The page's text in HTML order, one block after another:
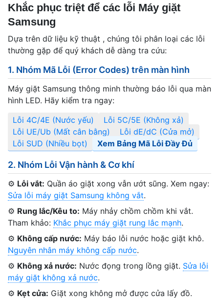
Khắc phục triệt để các lỗi Máy giặt
Samsung
Dựa trên dữ liệu kỹ thuật , chúng tôi phân loại các lỗi
thường gặp để quý khách dễ dàng tra cứu:
1. Nhóm Mã Lỗi (Error Codes) trên màn hình
Máy giặt Samsung thông minh thường báo lỗi qua màn
hình LED. Hãy kiểm tra ngay:
Lỗi 4C/4E (Nước yếu)
Lỗi 5C/5E (Không xả)
Lỗi UE/Ub (Mất cân bằng)
Lỗi dE/dC (Cửa mở)
Lỗi SUD (Nhiều bọt)
Xem Bảng Mã Lỗi Đầy Đủ
2. Nhóm Lỗi Vận hành & Cơ khí
⚙️ Lỗi vắt: Quần áo giặt xong vẫn ướt sũng. Xem ngay:
Sửa lỗi máy giặt Samsung không vắt.
⚙️ Rung lắc/Kêu to: Máy nhảy chồm chồm khi vắt.
Tham khảo: Khắc phục máy giặt rung lắc mạnh.
⚙️ Không cấp nước: Máy báo lỗi nước hoặc giặt khô.
Nguyên nhân máy không cấp nước.
⚙️ Không xả nước: Nước đọng trong lồng giặt. Sửa lỗi
máy giặt không xả nước.
⚙️ Kẹt cửa: Giặt xong không mở được cửa lấy đồ.